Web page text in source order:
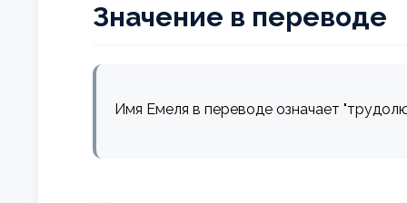
Значение в переводе
Имя Емеля в переводе означает